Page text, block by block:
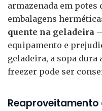
armazenada em potes
embalagens
quente na geladeira
equipamento e
geladeira, a sopa dura
freezer pode ser